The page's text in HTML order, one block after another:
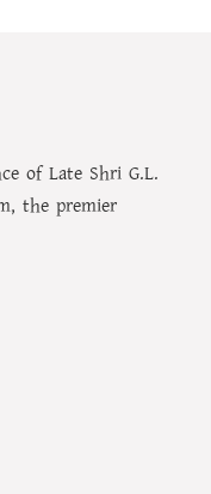
of Late Shri G.L.
the premier